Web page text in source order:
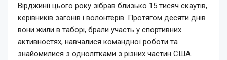
Вірджинії цього року зібрав близько 15 тисяч скаутів,
керівників загонів і волонтерів. Протягом десяти днів
вони жили в таборі, брали участь у спортивних
активностях, навчалися командної роботи та
знайомилися з однолітками з різних частин США.